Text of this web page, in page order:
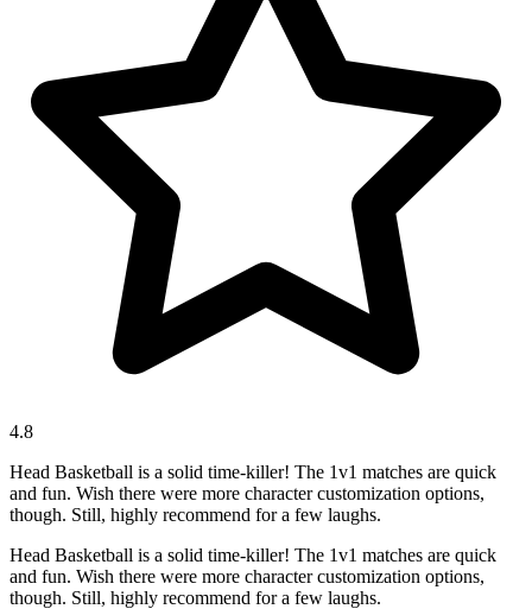
4.8
Head Basketball is a solid time-killer! The 1v1 matches are quick
and fun. Wish there were more character customization options,
though. Still, highly recommend for a few laughs.
Head Basketball is a solid time-killer! The 1v1 matches are quick
and fun. Wish there were more character customization options,
though. Still, highly recommend for a few laughs.